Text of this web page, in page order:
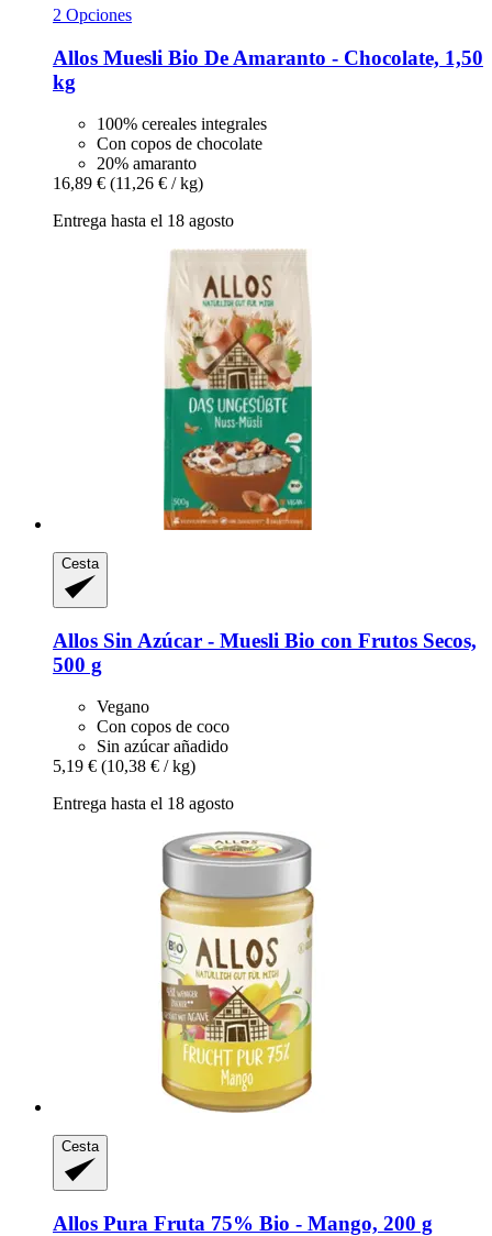
2 Opciones
Allos Muesli Bio De Amaranto -​ Chocolate, 1,50
kg
100% cereales integrales
Con copos de chocolate
20% amaranto
16,89 € (11,26 € / kg)
Entrega hasta el 18 agosto
Cesta
Allos Sin Azúcar -​ Muesli Bio con Frutos Secos,
500 g
Vegano
Con copos de coco
Sin azúcar añadido
5,19 € (10,38 € / kg)
Entrega hasta el 18 agosto
Cesta
Allos Pura Fruta 75% Bio -​ Mango, 200 g